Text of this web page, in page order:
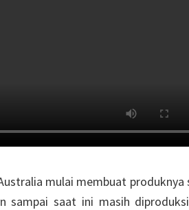
mulai membuat produknya
sampai saat ini masih